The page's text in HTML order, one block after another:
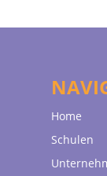
Home
Schulen